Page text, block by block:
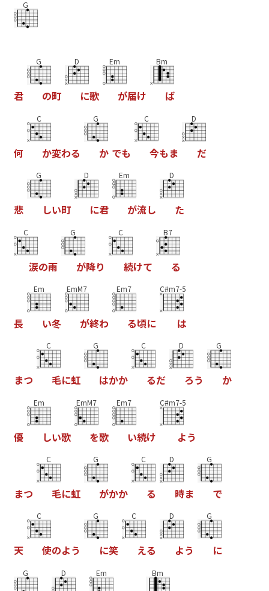
G
君
G
の町
D
に歌
Em
が届け
Bm
ば
何
C
か変わる
G
か でも
C
今もま
D
だ
悲
G
しい町
D
に君
Em
が流し
D
た
C
涙の雨
G
が降り
C
続けて
B7
る
長
Em
い冬
EmM7
が終わ
Em7
る頃に
C#m7-5
は
まつ
C
毛に虹
G
はかか
C
るだ
D
ろう
G
か
優
Em
しい歌
EmM7
を歌
Em7
い続け
C#m7-5
よう
まつ
C
毛に虹
G
がかか
C
る
D
時ま
G
で
天
C
使のよう
G
に笑
C
える
D
よう
G
に
G D Em Bm